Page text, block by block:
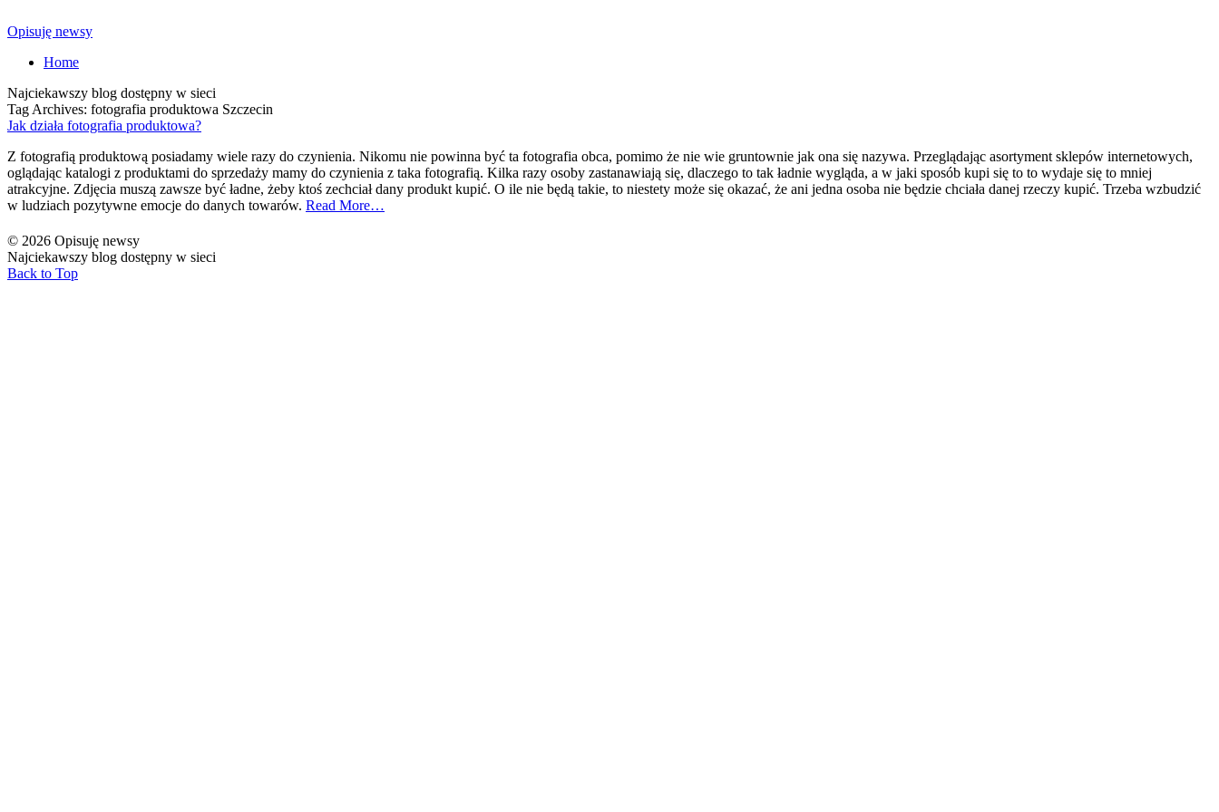
Opisuję newsy
Home
Najciekawszy blog dostępny w sieci
Tag Archives: fotografia produktowa Szczecin
Jak działa fotografia produktowa?
Z fotografią produktową posiadamy wiele razy do czynienia. Nikomu nie powinna być ta fotografia obca, pomimo że nie wie gruntownie jak ona się nazywa. Przeglądając asortyment sklepów internetowych,
oglądając katalogi z produktami do sprzedaży mamy do czynienia z taka fotografią. Kilka razy osoby zastanawiają się, dlaczego to tak ładnie wygląda, a w jaki sposób kupi się to to wydaje się to mniej
atrakcyjne. Zdjęcia muszą zawsze być ładne, żeby ktoś zechciał dany produkt kupić. O ile nie będą takie, to niestety może się okazać, że ani jedna osoba nie będzie chciała danej rzeczy kupić. Trzeba wzbudzić
w ludziach pozytywne emocje do danych towarów. Read More…
© 2026 Opisuję newsy
Najciekawszy blog dostępny w sieci
Back to Top